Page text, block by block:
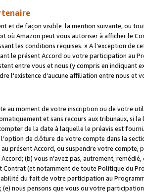
et de façon visible la mention suivante, ou
où Amazon peut vous autoriser à afficher le
les conditions requises. » A l’exception
le présent Accord ou votre participation au
entre vous et nous (y compris en indiquant
l'existence d'aucune affiliation entre nous
au moment de votre inscription ou de votre
et sans recours aux tribunaux, si
de la date à laquelle le préavis est
de clôture de votre compte dans la
présent Accord, ou suspendre votre compte,
(b) vous n’avez pas, autrement,
(et notamment de toute Politique du
du fait de votre participation au
nous pensons que vous ou votre